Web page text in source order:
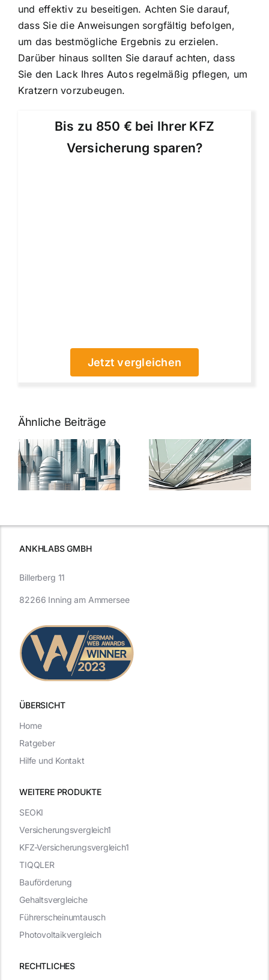
und effektiv zu beseitigen. Achten Sie darauf,
dass Sie die Anweisungen sorgfältig befolgen,
um das bestmögliche Ergebnis zu erzielen.
Darüber hinaus sollten Sie darauf achten, dass
Sie den Lack Ihres Autos regelmäßig pflegen, um
Kratzern vorzubeugen.
Bis zu 850 € bei Ihrer KFZ
Versicherung sparen?
Jetzt vergleichen
Ähnliche Beiträge
5 Gründe,
warum
Nanoversiegelung
auf Glas
7
Expertentipps
für maximale
ANKHLABS GMBH
ÜBERSICHT
WEITERE PRODUKTE
RECHTLICHES
Billerberg 11
82266 Inning am Ammersee
SEOKI
Versicherungsvergleich1
KFZ-Versicherungsvergleich1
TIQQLER
Bauförderung
Gehaltsvergleiche
Führerscheinumtausch
Photovoltaikvergleich
Home
Ratgeber
Hilfe und Kontakt